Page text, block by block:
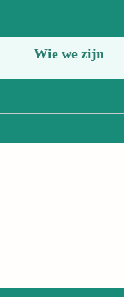
Wie we zijn